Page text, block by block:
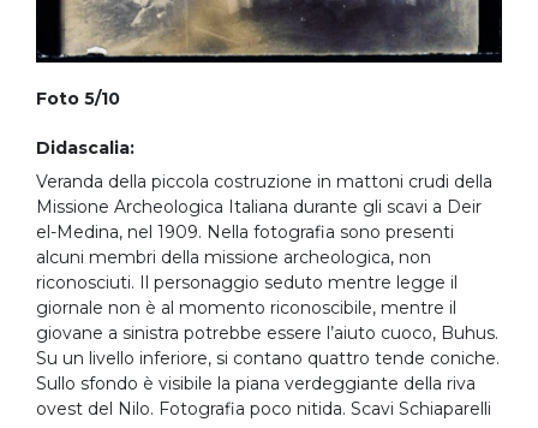
Foto 5/10
Didascalia:
Veranda della piccola costruzione in mattoni crudi della
Missione Archeologica Italiana durante gli scavi a Deir
el-Medina, nel 1909. Nella fotografia sono presenti
alcuni membri della missione archeologica, non
riconosciuti. Il personaggio seduto mentre legge il
giornale non è al momento riconoscibile, mentre il
giovane a sinistra potrebbe essere l’aiuto cuoco, Buhus.
Su un livello inferiore, si contano quattro tende coniche.
Sullo sfondo è visibile la piana verdeggiante della riva
ovest del Nilo. Fotografia poco nitida. Scavi Schiaparelli